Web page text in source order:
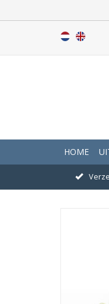
HOME